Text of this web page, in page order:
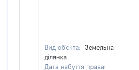
Вид об'єкта:
Земельна
ділянка
Дата набуття права: